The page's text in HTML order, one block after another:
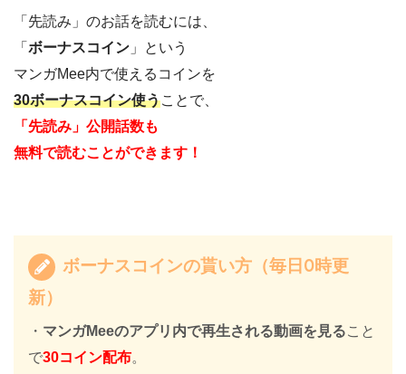
「先読み」のお話を読むには、
「 ボーナスコイン 」という
マンガMee内で使えるコインを
30ボーナスコイン使うことで、
「先読み」公開話数も
無料で読むことができます！
ボーナスコインの貰い方（毎日0時更
新）
・ マンガMeeのアプリ内で再生される動画を見ること
で30コイン配布。